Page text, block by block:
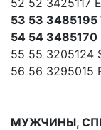
53 53 3485195
54 54 3485170
55 55 3205124
56 56 3295015
МУЖЧИНЫ,